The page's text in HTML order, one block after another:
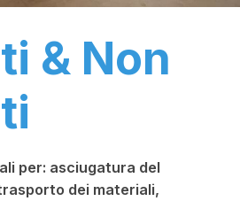
& Non
per: asciugatura del
dei materiali,